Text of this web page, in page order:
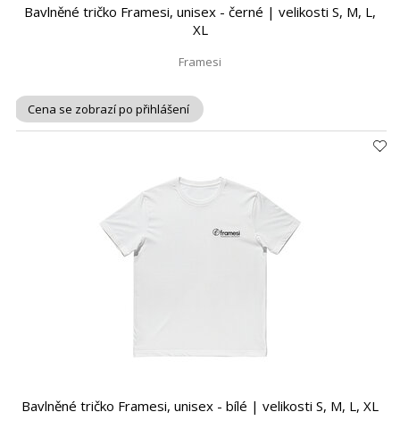
Bavlněné tričko Framesi, unisex - černé | velikosti S, M, L,
XL
Framesi
Cena se zobrazí po přihlášení
Bavlněné tričko Framesi, unisex - bílé | velikosti S, M, L, XL